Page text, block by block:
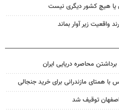
یا هیچ کشور دیگری نیست
واقعیت زیر آوار بماند
محاصره دریایی ایران
با همتای مازندرانی برای خرید جنجالی